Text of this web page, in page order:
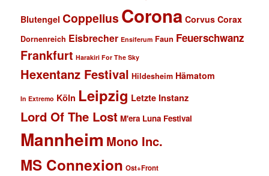
Blutengel Coppelius Corona Corvus Corax
Dornenreich Eisbrecher Ensiferum Faun Feuerschwanz
Frankfurt Harakiri For The Sky
Hexentanz Festival Hildesheim Hämatom
In Extremo Köln Leipzig Letzte Instanz
Lord Of The Lost M'era Luna Festival
Mannheim Mono Inc.
MS Connexion Ost+Front